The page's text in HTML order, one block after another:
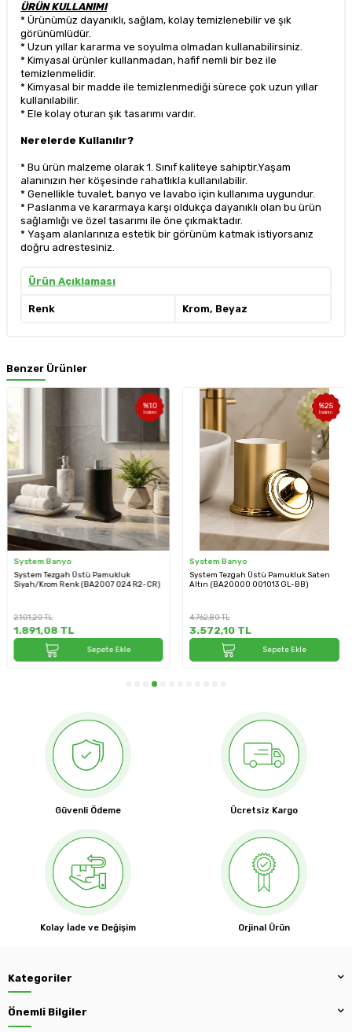
ÜRÜN KULLANIMI
* Ürünümüz dayanıklı, sağlam, kolay temizlenebilir ve şık
görünümlüdür.
* Uzun yıllar kararma ve soyulma olmadan kullanabilirsiniz.
* Kimyasal ürünler kullanmadan, hafif nemli bir bez ile
temizlenmelidir.
* Kimyasal bir madde ile temizlenmediği sürece çok uzun yıllar
kullanılabilir.
* Ele kolay oturan şık tasarımı vardır.
Nerelerde Kullanılır?
* Bu ürün malzeme olarak 1. Sınıf kaliteye sahiptir.Yaşam
alanınızın her köşesinde rahatlıkla kullanılabilir.
* Genellikle tuvalet, banyo ve lavabo için kullanıma uygundur.
* Paslanma ve kararmaya karşı oldukça dayanıklı olan bu ürün
sağlamlığı ve özel tasarımı ile öne çıkmaktadır.
* Yaşam alanlarınıza estetik bir görünüm katmak istiyorsanız
doğru adrestesiniz.
Ürün Açıklaması
Renk Krom, Beyaz
Benzer Ürünler
%10
İndirim
System Banyo
System Tezgah Üstü Pamukluk
Siyah/Krom Renk (BA2007 024 R2-CR)
2.101,20TL
1.891,08TL
Sepete Ekle
%25
İndirim
System Banyo
System Tezgah Üstü Pamukluk Saten
Altın (BA20000 001013 GL-BB)
4.762,80TL
3.572,10TL
Sepete Ekle
Güvenli Ödeme Ücretsiz Kargo
Kolay İade ve Değişim Orjinal Ürün
Kategoriler
Önemli Bilgiler